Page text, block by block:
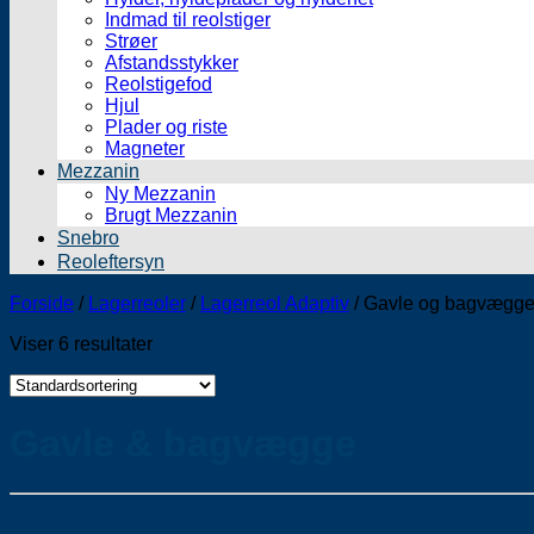
Indmad til reolstiger
Strøer
Afstandsstykker
Reolstigefod
Hjul
Plader og riste
Magneter
Mezzanin
Ny Mezzanin
Brugt Mezzanin
Snebro
Reoleftersyn
Forside / Lagerreoler / Lagerreol Adaptiv /Gavle og bagvægge
Viser 6 resultater